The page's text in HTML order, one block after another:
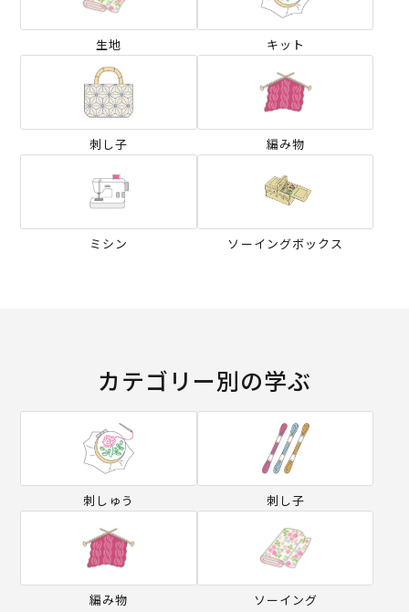
生地 キット
刺し子 編み物
ミシン ソーイングボックス
カテゴリー別の学ぶ
刺しゅう 刺し子
編み物 ソーイング